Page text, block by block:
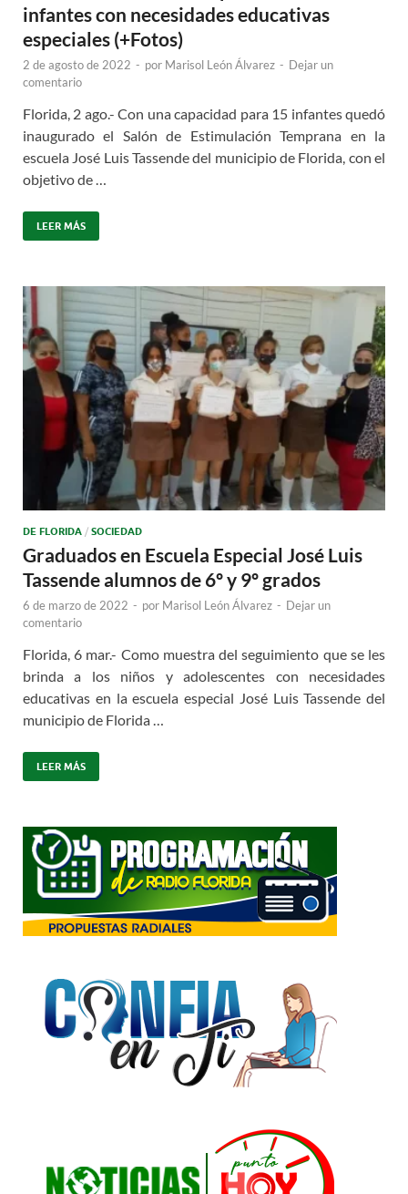
infantes con necesidades educativas
especiales (+Fotos)
2 de agosto de 2022 - por Marisol León Álvarez - Dejar un
comentario
Florida, 2 ago.- Con una capacidad para 15 infantes quedó
inaugurado el Salón de Estimulación Temprana en la
escuela José Luis Tassende del municipio de Florida, con el
objetivo de …
LEER MÁS
DE FLORIDA / SOCIEDAD
Graduados en Escuela Especial José Luis
Tassende alumnos de 6º y 9º grados
6 de marzo de 2022 - por Marisol León Álvarez - Dejar un
comentario
Florida, 6 mar.- Como muestra del seguimiento que se les
brinda a los niños y adolescentes con necesidades
educativas en la escuela especial José Luis Tassende del
municipio de Florida …
LEER MÁS